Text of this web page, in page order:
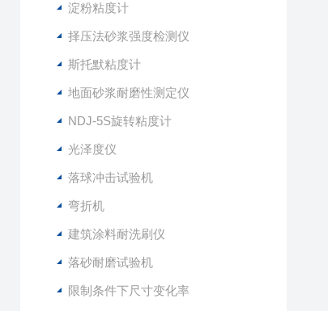
淀粉粘度计
择压法砂浆强度检测仪
斯托默粘度计
地面砂浆耐磨性测定仪
NDJ-5S旋转粘度计
光泽度仪
落球冲击试验机
弯折机
建筑涂料耐洗刷仪
落砂耐磨试验机
限制条件下尺寸变化率